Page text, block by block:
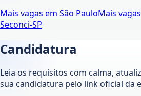
Mais vagas em São PauloMais
Seconci-SP
Candidatura
Leia os requisitos com calma,
sua candidatura pelo link oficial da